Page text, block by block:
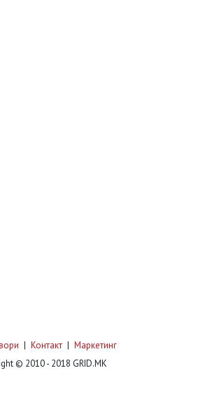
| Контакт | Маркетинг
© 2010 - 2018 GRID.MK